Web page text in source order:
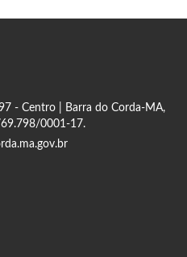
- Centro | Barra do Corda-MA,
0001-17.